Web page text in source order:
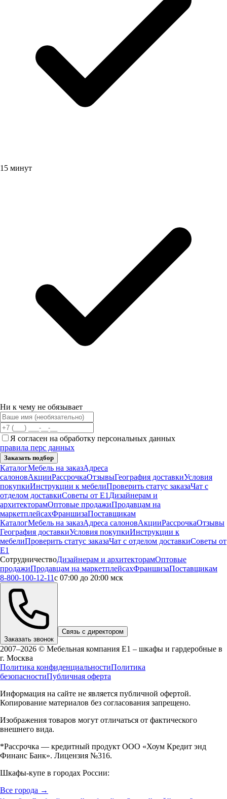
15 минут
Ни к чему не обязывает
Я согласен на обработку персональных данных
правила перс данных
Заказать подбор
КаталогМебель на заказАдреса
салоновАкцииРассрочкаОтзывыГеография доставкиУсловия
покупкиИнструкции к мебелиПроверить статус заказаЧат с
отделом доставкиСоветы от Е1 Дизайнерам и
архитекторамОптовые продажиПродавцам на
маркетплейсахФраншизаПоставщикам
КаталогМебель на заказАдреса салоновАкцииРассрочкаОтзывы
География доставкиУсловия покупкиИнструкции к
мебелиПроверить статус заказаЧат с отделом доставкиСоветы от
Е1
СотрудничествоДизайнерам и архитекторамОптовые
продажиПродавцам на маркетплейсахФраншизаПоставщикам
8-800-100-12-11с 07:00 до 20:00 мск
Заказать звонок
Связь с директором
2007–2026 © Мебельная компания Е1 – шкафы и гардеробные в
г. Москва
Политика конфиденциальностиПолитика
безопасностиПубличная оферта
Информация на сайте не является публичной офертой.
Копирование материалов без согласования запрещено.
Изображения товаров могут отличаться от фактического
внешнего вида.
*Рассрочка — кредитный продукт ООО «Хоум Кредит энд
Финанс Банк». Лицензия №316.
Шкафы-купе в городах России:
Все города →